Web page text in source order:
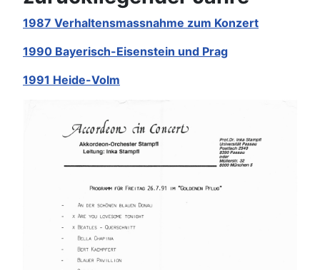
1987 Verhaltensmassnahme zum Konzert
1990 Bayerisch-Eisenstein und Prag
1991 Heide-Volm